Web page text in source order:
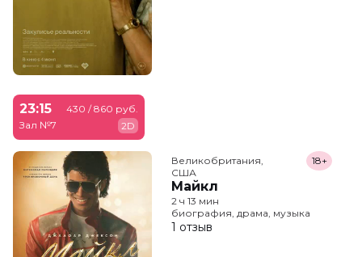
23:15
Зал №7
430 / 860 руб.
2D
Великобритания,
США
Майкл
18+
2 ч 13 мин
биография, драма, музыка
1 отзыв